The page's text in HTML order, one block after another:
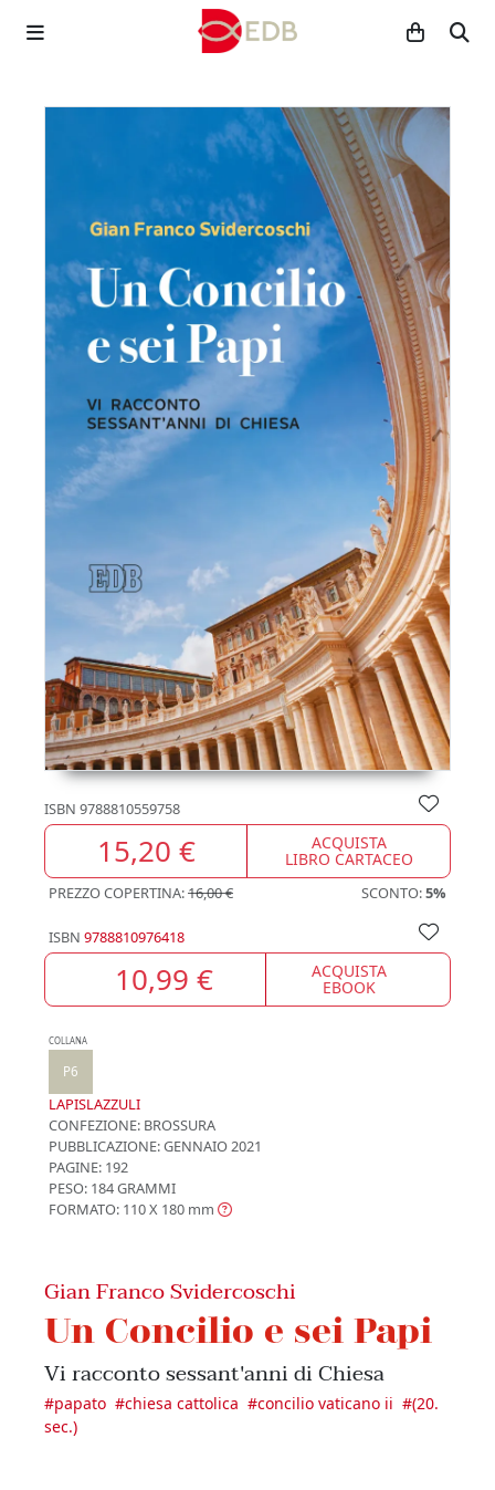
ISBN 9788810559758
15,20 € ACQUISTA
LIBRO CARTACEO
PREZZO COPERTINA:16,00 € SCONTO:5%
ISBN 9788810976418
10,99 € ACQUISTA
EBOOK
COLLANA
P6
LAPISLAZZULI
CONFEZIONE: BROSSURA
PUBBLICAZIONE:GENNAIO 2021
PAGINE: 192
PESO: 184 GRAMMI
FORMATO: 110 X 180 mm
Gian Franco Svidercoschi
Un Concilio e sei Papi
Vi racconto sessant'anni di Chiesa
#papato #chiesa cattolica #concilio vaticano ii #(20.
sec.)